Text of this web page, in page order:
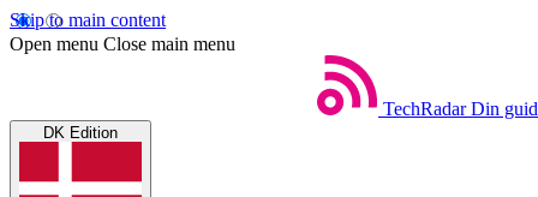
Skip to main content
Open menu Close main menu
TechRadar Din
DK Edition